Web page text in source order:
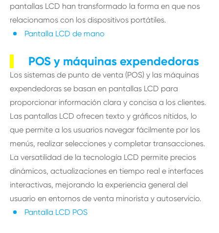
pantallas LCD han transformado la forma en que nos
relacionamos con los dispositivos portátiles.
Pantalla LCD de mano
POS y máquinas expendedoras
Los sistemas de punto de venta (POS) y las máquinas
expendedoras se basan en pantallas LCD para
proporcionar información clara y concisa a los clientes.
Las pantallas LCD ofrecen texto y gráficos nítidos, lo
que permite a los usuarios navegar fácilmente por los
menús, realizar selecciones y completar transacciones.
La versatilidad de la tecnología LCD permite precios
dinámicos, actualizaciones en tiempo real e interfaces
interactivas, mejorando la experiencia general del
usuario en entornos de venta minorista y autoservicio.
Pantalla LCD POS